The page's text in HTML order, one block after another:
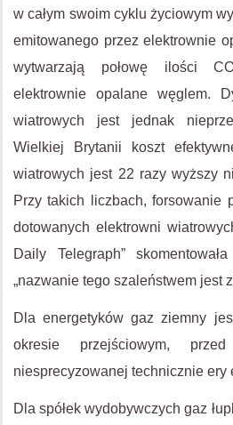
w całym swoim cyklu życiowym
emitowanego przez elektrownie
wytwarzają połowę ilości
elektrownie opalane węglem.
wiatrowych jest jednak
Wielkiej Brytanii koszt
wiatrowych jest 22 razy wyższy
Przy takich liczbach, forsowanie
dotowanych elektrowni
Daily Telegraph”
„nazwanie tego szaleństwem jest
Dla energetyków gaz ziemny
okresie przejściowym,
niesprecyzowanej technicznie ery
Dla spółek wydobywczych gaz